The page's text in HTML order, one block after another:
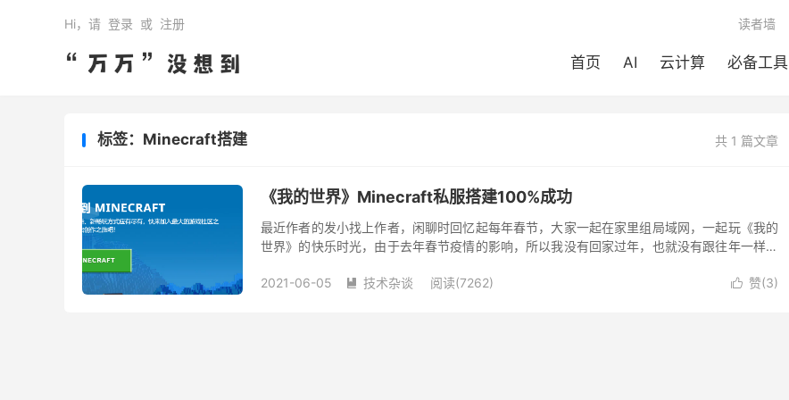
首页 AI 云计算 必备工具
读者墙
Hi，请 登录 或 注册
共 1 篇文章
标签：Minecraft搭建
《我的世界》Minecraft私服搭建100%成功
最近作者的发小找上作者，闲聊时回忆起每年春节，大家一起在家里组局域网，一起玩《我的
世界》的快乐时光，由于去年春节疫情的影响，所以我没有回家过年，也就没有跟往年一样，
 赞(3)
2021-06-05  技术杂谈 阅读(7262)